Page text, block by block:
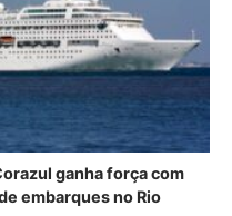
ganha força com
embarques no Rio